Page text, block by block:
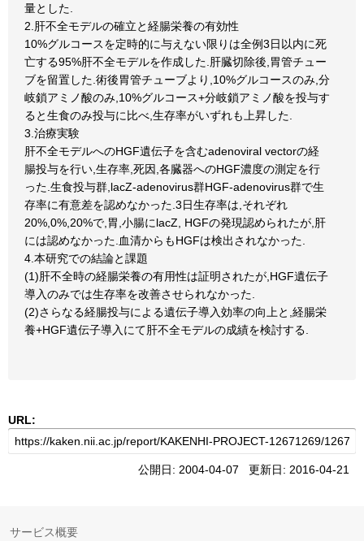
量とした.
2.肝不全モデルの確立と経腸栄養の有効性
10%グルコースを定時的に与えない限りは全例3日以内に死
亡する95%肝不全モデルを作成した.肝臓切除後,胃管チュー
ブを留置した.術後胃管チューブより,10%グルコースのみ,分
岐鎖アミノ酸のみ,10%グルコース+分岐鎖アミノ酸を投与す
ると生食のみ投与に比べ,生存率がいずれも上昇した.
3.治療実験
肝不全モデルへのHGF遺伝子を含むadenoviral vectorの経
腸投与を行い,生存率,死因,各臓器へのHGF濃度の測定を行
った.生食投与群,lacZ-adenovirus群HGF-adenovirus群で生
存率に有意差を認めなかった.3日生存率は,それぞれ
20%,0%,20%で,胃,小腸にlacZ, HGFの発現認められたが,肝
には認めなかった.血清からもHGFは検出されなかった.
4.本研究での結論と課題
(1)肝不全時の経腸栄養の有用性は証明されたが,HGF遺伝子
導入のみでは生存率を改善させられなかった.
(2)さらなる経腸投与による遺伝子導入効率の向上と,経腸栄
養+HGF遺伝子導入にて肝不全モデルの成績を検討する.
URL:
公開日: 2004-04-07 更新日: 2016-04-21
サービス概要